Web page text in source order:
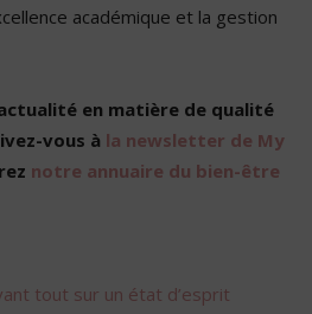
académique et la gestion
en matière de qualité
vous à la newsletter de My
notre annuaire du bien-être
tout sur un état d’esprit